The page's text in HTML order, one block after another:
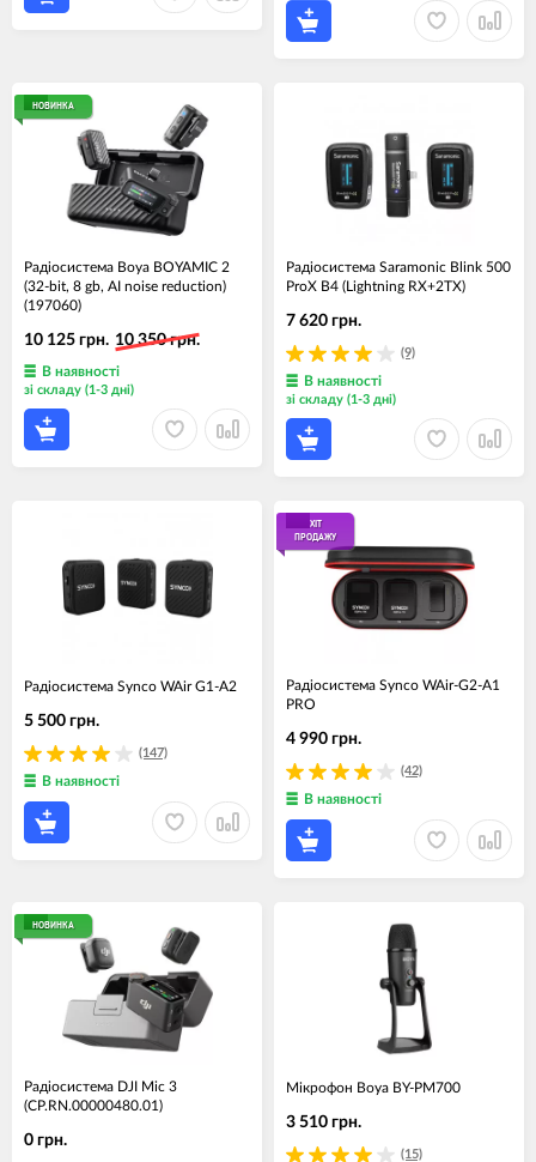
НОВИНКА
Радіосистема Boya BOYAMIC 2
(32-bit, 8 gb, AI noise reduction)
(197060)
10 125 грн. 10 350 грн.
В наявності
зі складу (1-3 дні)
Радіосистема Saramonic Blink 500
ProX B4 (Lightning RX+2TX)
(9)
7 620 грн.
В наявності
зі складу (1-3 дні)
Радіосистема Synco WAir G1-A2
(147)
5 500 грн.
В наявності
ХІТ
ПРОДАЖУ
Радіосистема Synco WAir-G2-A1
PRO
(42)
4 990 грн.
В наявності
НОВИНКА
Радіосистема DJI Mic 3
(CP.RN.00000480.01)
0 грн.
Мікрофон Boya BY-PM700
(15)
3 510 грн.